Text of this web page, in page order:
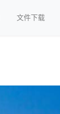
文件下载